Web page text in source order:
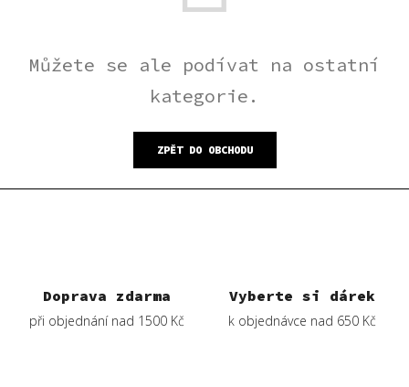
Můžete se ale podívat na ostatní
kategorie.
ZPĚT DO OBCHODU
Doprava zdarma
při objednání nad 1500 Kč
Vyberte si dárek
k objednávce nad 650 Kč